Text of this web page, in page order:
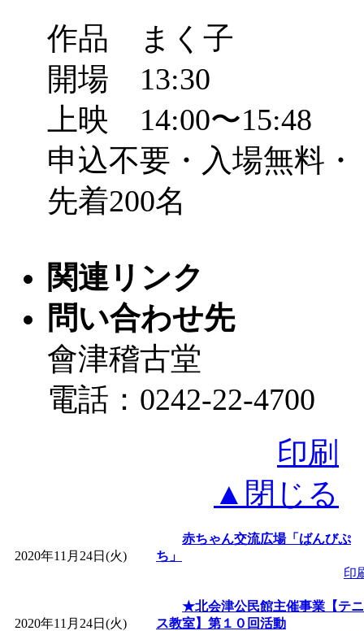
作品 まく子
開場 13:30
上映 14:00〜15:48
申込不要・入場無料・
先着200名
関連リンク
問い合わせ先
會津稽古堂
電話：0242-22-4700
印刷
▲閉じる
2020年11月24日(火)
赤ちゃん交流広場「ばんびぷ
ち」
印
2020年11月24日(火)
★北会津公民館主催事業【テニ
ス教室】第１０回活動